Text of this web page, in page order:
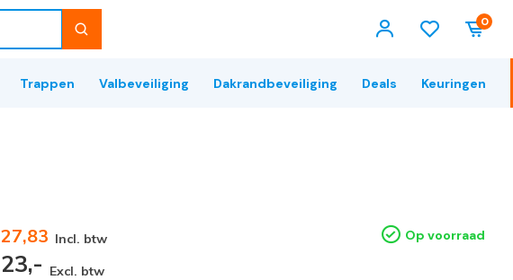
0
Trappen Valbeveiliging Dakrandbeveiliging Deals Keuringen
27,83 Incl. btw
23,- Excl. btw
Op voorraad